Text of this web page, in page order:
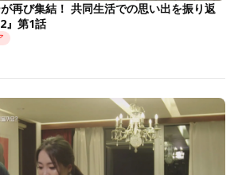
再び集結！ 共同生活での思い出を振り返
』第1話